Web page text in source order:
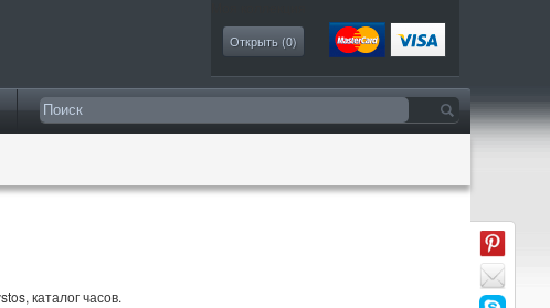
Открыть (0)
каталог часов.